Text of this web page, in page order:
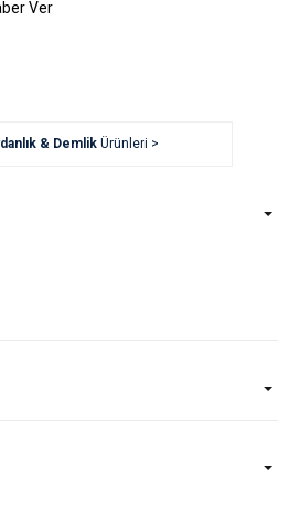
Ver
& DemlikÜrünleri >